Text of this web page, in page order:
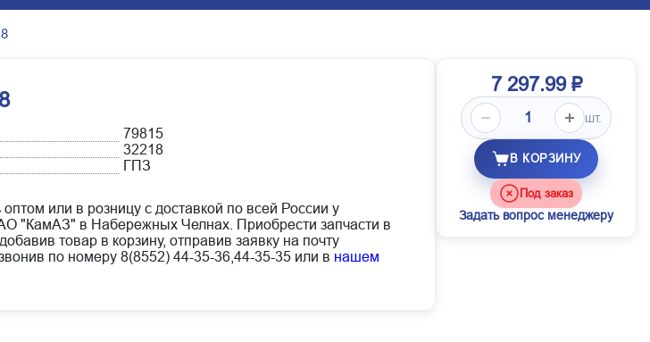
79815
32218
ГПЗ
оптом или в розницу с доставкой по всей России у
"КамАЗ" в Набережных Челнах. Приобрести запчасти в
товар в корзину, отправив заявку на почту
по номеру 8(8552) 44-35-36,44-35-35 или в нашем
7 297.99 ₽
шт.
В КОРЗИНУ
Под заказ
Задать вопрос менеджеру